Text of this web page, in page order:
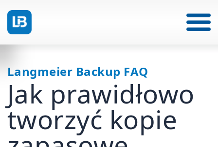
Langmeier Backup FAQ
Jak prawidłowo
tworzyć kopie